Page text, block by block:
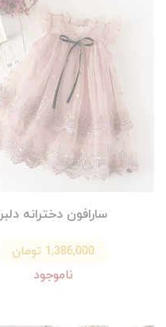
سارافون دخترانه دلبر
1,386,000 تومان
ناموجود